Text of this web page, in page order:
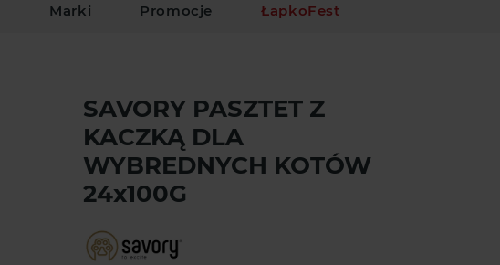
Marki Promocje ŁapkoFest
SAVORY PASZTET Z
KACZKĄ DLA
WYBREDNYCH KOTÓW
24x100G